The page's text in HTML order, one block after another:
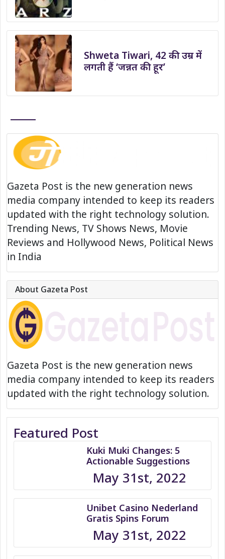
Shweta Tiwari, 42 की उम्र में
लगती हैं ‘जन्नत की हूर’
Gazeta Post is the new generation news
media company intended to keep its readers
updated with the right technology solution.
Trending News, TV Shows News, Movie
Reviews and Hollywood News, Political News
in India
About Gazeta Post
Gazeta Post is the new generation news
media company intended to keep its readers
updated with the right technology solution.
Featured Post
Kuki Muki Changes: 5
Actionable Suggestions
May 31st, 2022
Unibet Casino Nederland
Gratis Spins Forum
May 31st, 2022